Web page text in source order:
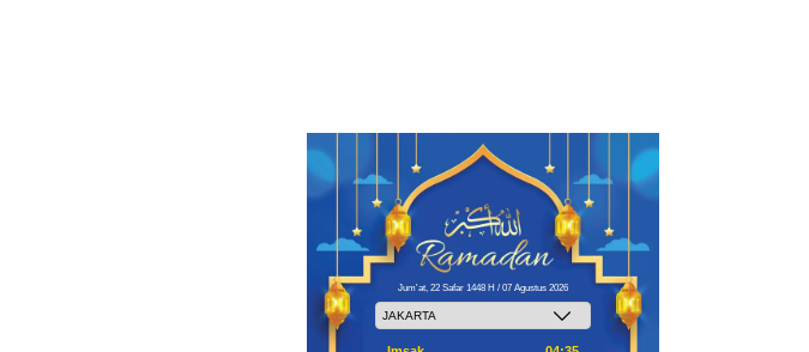
Jum'at, 22 Safar 1448 H / 07 Agustus 2026